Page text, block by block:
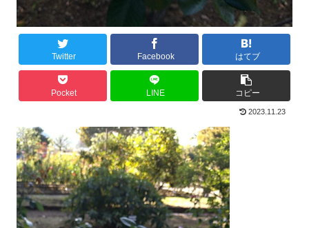
Twitter Facebook はてブ
Pocket LINE コピー
2023.11.23